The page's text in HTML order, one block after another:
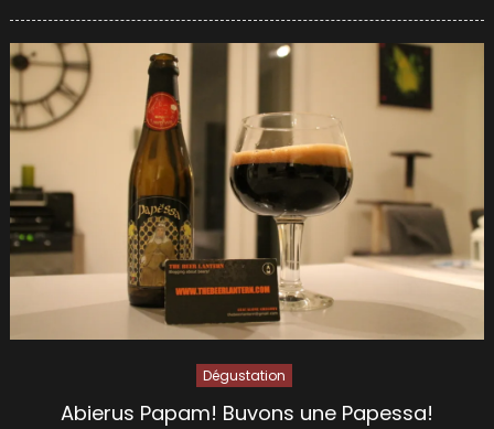
Dégustation
Abierus Papam! Buvons une Papessa!